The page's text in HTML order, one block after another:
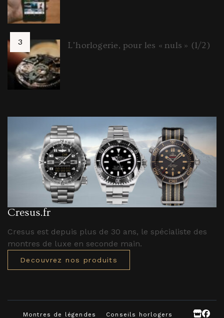
L’horlogerie, pour les « nuls » (1/2)
Cresus.fr
Cresus est depuis plus de 30 ans, le spécialiste des
montres de luxe en seconde main.
Decouvrez nos produits
Montres de légendes Conseils horlogers